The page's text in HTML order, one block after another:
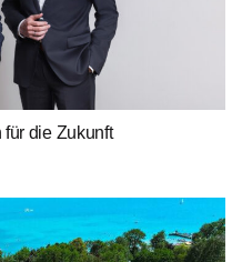
die Zukunft